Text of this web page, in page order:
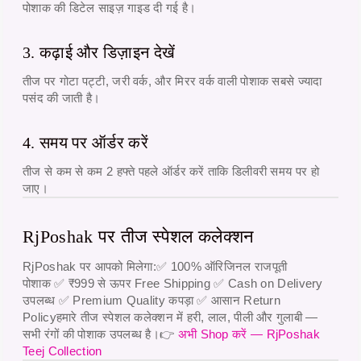
पोशाक की डिटेल साइज़ गाइडदी गई है।
3. कढ़ाई और डिज़ाइन देखें
तीज पर गोटा पट्टी,जरी वर्क, औरमिरर वर्कवाली पोशाक सबसे ज्यादा
पसंद की जाती है।
4. समय पर ऑर्डर करें
तीज से कम से कम 2 हफ्ते पहले ऑर्डर करें ताकि डिलीवरी समय पर हो
जाए।
RjPoshak पर तीज स्पेशल कलेक्शन
RjPoshak पर आपको मिलेगा:✅ 100% ऑरिजिनल राजपूती
पोशाक✅ ₹999 से ऊपर Free Shipping ✅ Cash on Delivery
उपलब्ध ✅ Premium Quality कपड़ा✅आसान Return
Policyहमारेतीज स्पेशल कलेक्शनमें हरी, लाल, पीली और गुलाबी —
सभी रंगों की पोशाक उपलब्ध है।👉 अभी Shop करें — RjPoshak
Teej Collection